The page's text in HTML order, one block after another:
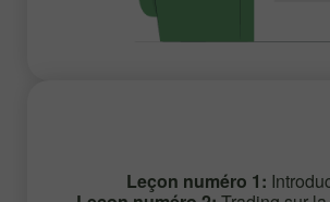
Leçon numéro 1: